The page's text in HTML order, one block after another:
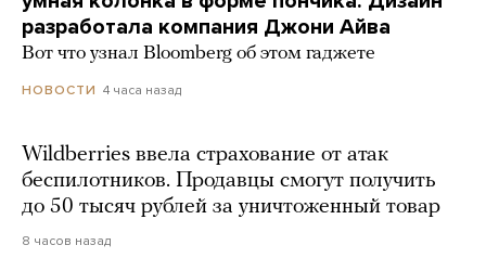
разработала компания Джони Айва
Вот что узнал Bloomberg об этом гаджете
НОВОСТИ 4 часа назад
Wildberries ввела страхование от атак
беспилотников. Продавцы смогут получить
до 50 тысяч рублей за уничтоженный товар
8 часов назад